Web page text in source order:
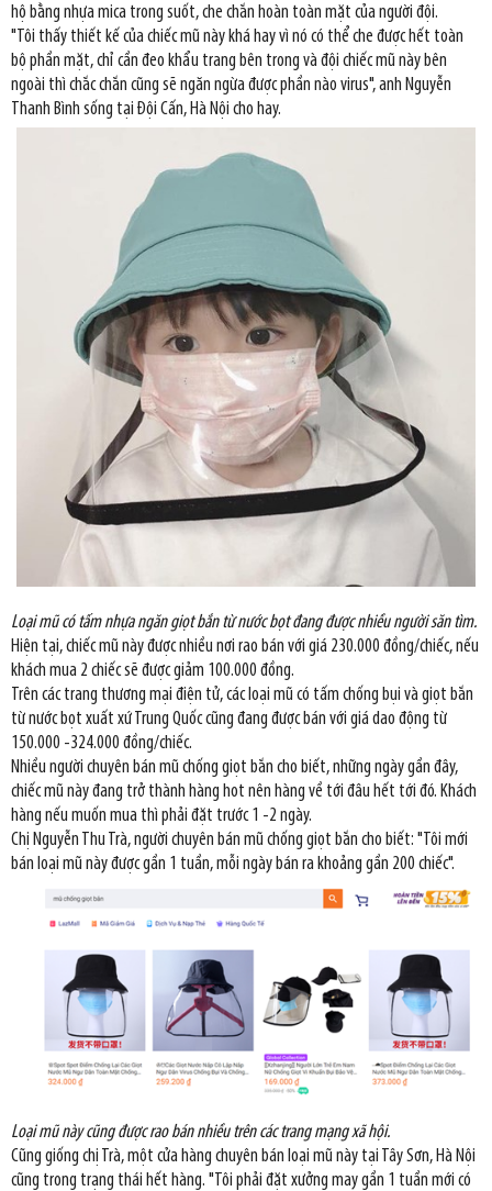
hộ bằng nhựa mica trong suốt, che chắn hoàn toàn mặt của người đội.
"Tôi thấy thiết kế của chiếc mũ này khá hay vì nó có thể che được hết toàn
bộ phần mặt, chỉ cần đeo khẩu trang bên trong và đội chiếc mũ này bên
ngoài thì chắc chắn cũng sẽ ngăn ngừa được phần nào virus", anh Nguyễn
Thanh Bình sống tại Đội Cấn, Hà Nội cho hay.
Loại mũ có tấm nhựa ngăn giọt bắn từ nước bọt đang được nhiều người săn tìm.
Hiện tại, chiếc mũ này được nhiều nơi rao bán với giá 230.000 đồng/chiếc, nếu
khách mua 2 chiếc sẽ được giảm 100.000 đồng.
Trên các trang thương mại điện tử, các loại mũ có tấm chống bụi và giọt bắn
từ nước bọt xuất xứ Trung Quốc cũng đang được bán với giá dao động từ
150.000 -324.000 đồng/chiếc.
Nhiều người chuyên bán mũ chống giọt bắn cho biết, những ngày gần đây,
chiếc mũ này đang trở thành hàng hot nên hàng về tới đâu hết tới đó. Khách
hàng nếu muốn mua thì phải đặt trước 1 -2 ngày.
Chị Nguyễn Thu Trà, người chuyên bán mũ chống giọt bắn cho biết: "Tôi mới
bán loại mũ này được gần 1 tuần, mỗi ngày bán ra khoảng gần 200 chiếc".
Loại mũ này cũng được rao bán nhiều trên các trang mạng xã hội.
Cũng giống chị Trà, một cửa hàng chuyên bán loại mũ này tại Tây Sơn, Hà Nội
cũng trong trạng thái hết hàng. "Tôi phải đặt xưởng may gần 1 tuần mới có